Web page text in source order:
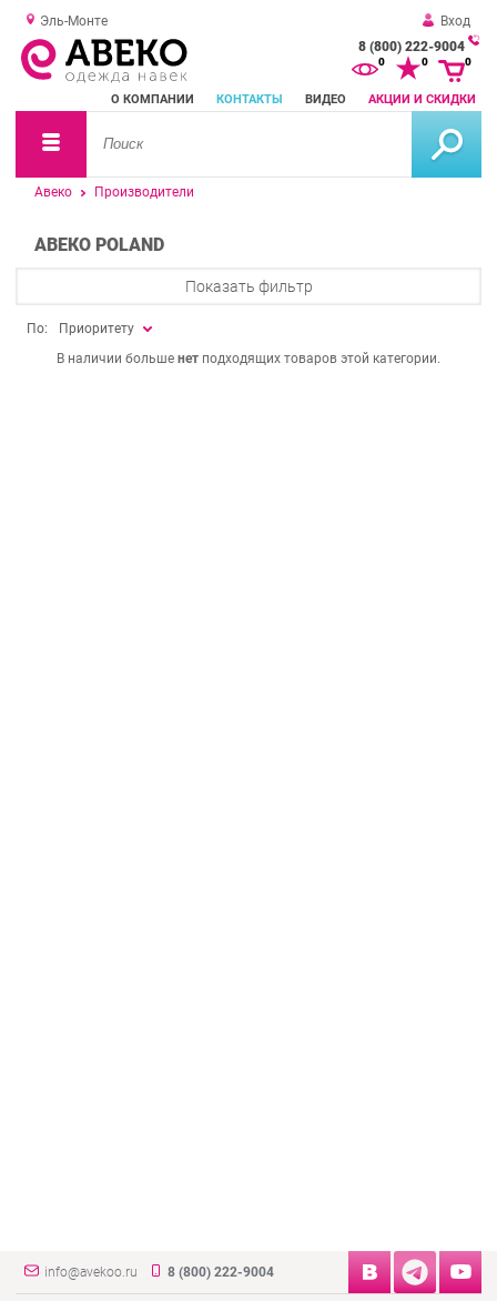
Эль-Монте
Вход
8 (800) 222-9004
О КОМПАНИИ КОНТАКТЫ ВИДЕО АКЦИИ И СКИДКИ
0 0 0
Авеко Производители
АВЕКО POLAND
Показать фильтр
По:
Приоритету
В наличии больше нет подходящих товаров этой категории.
info@avekoo.ru 8 (800) 222-9004